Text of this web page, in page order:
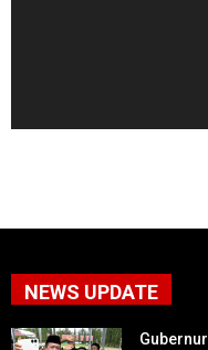
NEWS UPDATE